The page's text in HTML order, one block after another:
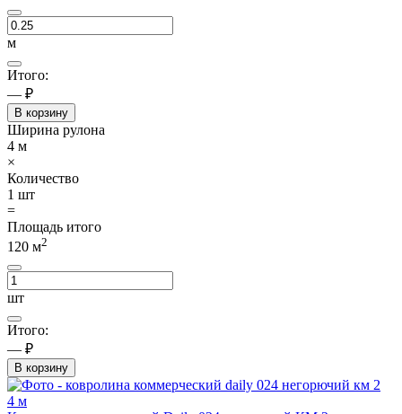
м
Итого:
— ₽
В корзину
Ширина рулона
4 м
×
Количество
1 шт
=
Площадь итого
120 м2
шт
Итого:
— ₽
В корзину
4 м